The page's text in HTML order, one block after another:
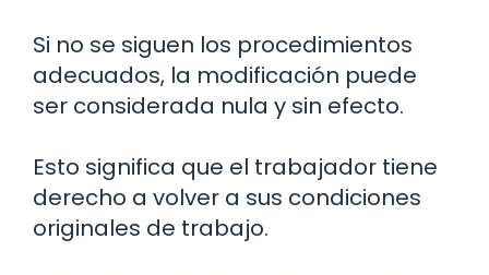
Si no se siguen los procedimientos
adecuados, la modificación puede
ser considerada nula y sin efecto.
Esto significa que el trabajador tiene
derecho a volver a sus condiciones
originales de trabajo.